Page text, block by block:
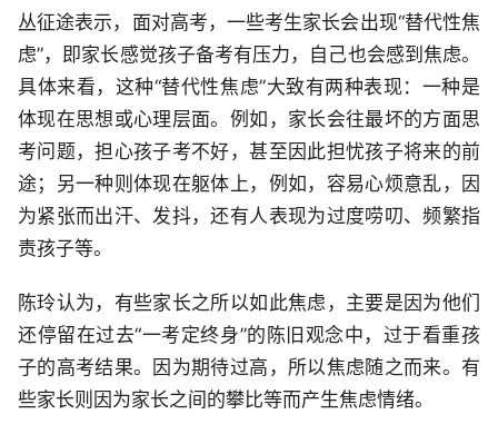
丛征途表示，面对高考，一些考生家长会出现“替代性焦
虑”，即家长感觉孩子备考有压力，自己也会感到焦虑。
具体来看，这种“替代性焦虑”大致有两种表现：一种是
体现在思想或心理层面。例如，家长会往最坏的方面思
考问题，担心孩子考不好，甚至因此担忧孩子将来的前
途；另一种则体现在躯体上，例如，容易心烦意乱，因
为紧张而出汗、发抖，还有人表现为过度唠叨、频繁指
责孩子等。
陈玲认为，有些家长之所以如此焦虑，主要是因为他们
还停留在过去“一考定终身”的陈旧观念中，过于看重孩
子的高考结果。因为期待过高，所以焦虑随之而来。有
些家长则因为家长之间的攀比等而产生焦虑情绪。